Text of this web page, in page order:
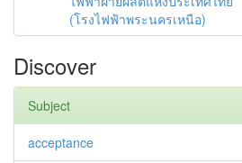
(โรงไฟฟ้าพระนครเหนือ)
Discover
Subject
acceptance